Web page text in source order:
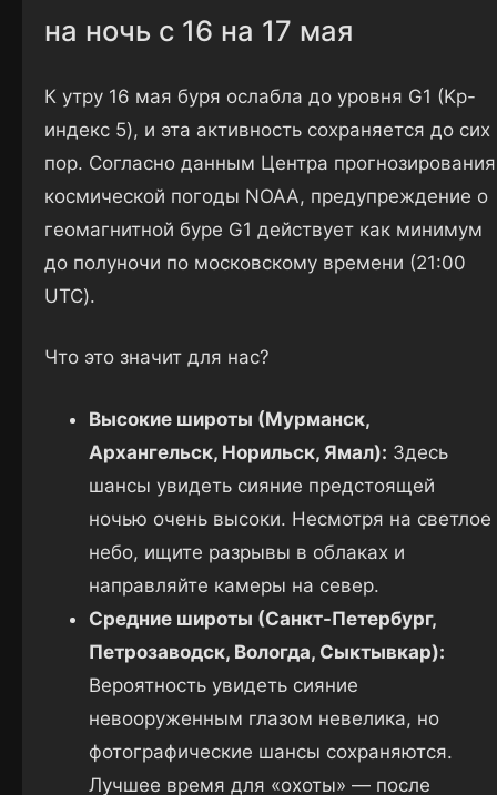
на ночь с 16 на 17 мая
К утру 16 мая буря ослабла до уровня G1 (Kp-
индекс 5), и эта активность сохраняется до сих
пор. Согласно данным Центра прогнозирования
космической погоды NOAA, предупреждение о
геомагнитной буре G1 действует как минимум
до полуночи по московскому времени (21:00
UTC).
Что это значит для нас?
Высокие широты (Мурманск,
Архангельск, Норильск, Ямал): Здесь
шансы увидеть сияние предстоящей
ночью очень высоки. Несмотря на светлое
небо, ищите разрывы в облаках и
направляйте камеры на север.
Средние широты (Санкт-Петербург,
Петрозаводск, Вологда, Сыктывкар):
Вероятность увидеть сияние
невооруженным глазом невелика, но
фотографические шансы сохраняются.
Лучшее время для «охоты» — после